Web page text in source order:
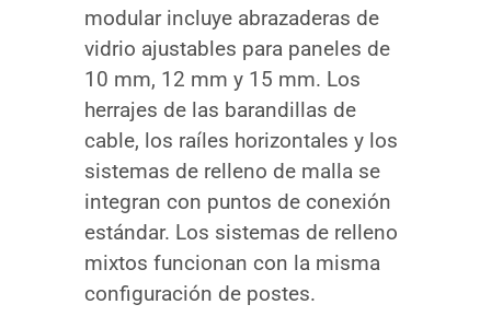
modular incluye abrazaderas de
vidrio ajustables para paneles de
10 mm, 12 mm y 15 mm. Los
herrajes de las barandillas de
cable, los raíles horizontales y los
sistemas de relleno de malla se
integran con puntos de conexión
estándar. Los sistemas de relleno
mixtos funcionan con la misma
configuración de postes.